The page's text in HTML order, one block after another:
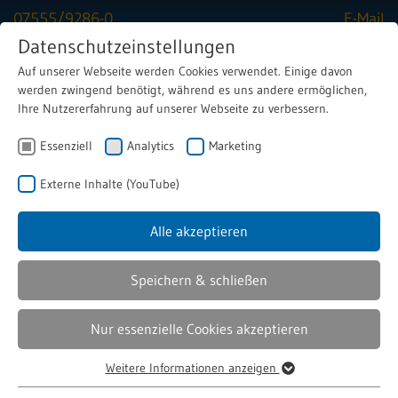
07555/9286-0 E-Mail
Informationen Datenschutz
Datenschutzhinweise Magnetbau
Schramme
Hier finden Sie unsere Datenschutzrichtlinie. Sie erläutert,
wie wir Ihre persönlichen Daten erheben, verarbeiten und
schützen. Ihre Privatsphäre ist uns wichtig, daher
empfehlen wir Ihnen, die Datenschutzbestimmungen
Datenschutzeinstellungen
Auf unserer Webseite werden Cookies verwendet. Einige davon
werden zwingend benötigt, während es uns andere ermöglichen,
Ihre Nutzererfahrung auf unserer Webseite zu verbessern.
Essenziell Analytics Marketing
Externe Inhalte (YouTube)
Alle akzeptieren
Speichern & schließen
Nur essenzielle Cookies akzeptieren
Weitere Informationen anzeigen